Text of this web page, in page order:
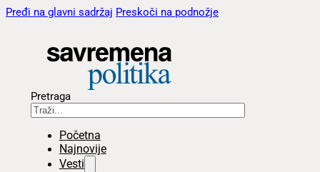
Pređi na glavni sadržaj Preskoči na podnožje
Pretraga
Početna
Najnovije
Vesti